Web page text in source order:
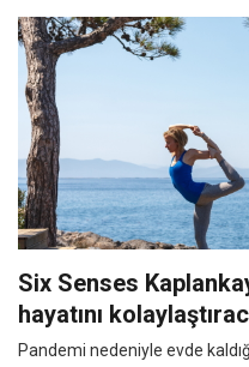
Six Senses
hayatını
Pandemi nedeniyle evde